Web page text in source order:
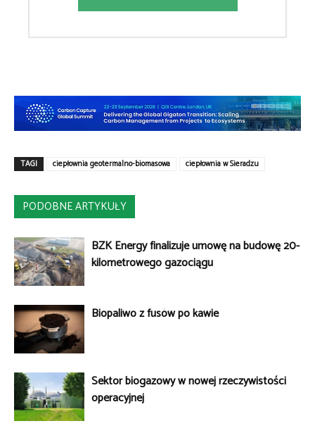
TAGI ciepłownia geotermalno-biomasowa ciepłownia w Sieradzu
PODOBNE ARTYKUŁY
BZK Energy finalizuje umowę na budowę 20-
kilometrowego gazociągu
Biopaliwo z fusów po kawie
Sektor biogazowy w nowej rzeczywistości
operacyjnej